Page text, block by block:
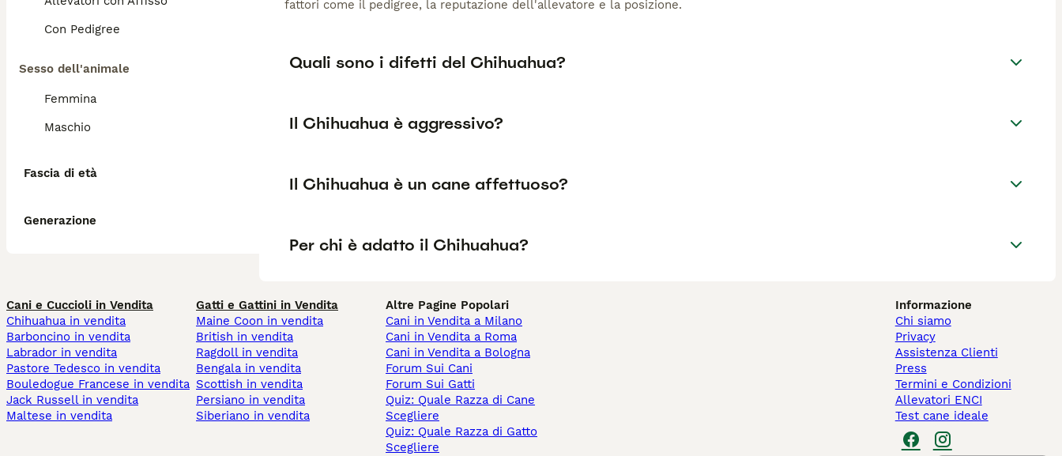
Con Pedigree
Sesso dell'animale
Femmina
Maschio
Fascia di età
Generazione
fattori come il pedigree, la reputazione dell'allevatore e la posizione.
Quali sono i difetti del Chihuahua?
Il Chihuahua è aggressivo?
Il Chihuahua è un cane affettuoso?
Per chi è adatto il Chihuahua?
Cani e Cuccioli in Vendita
Chihuahua in vendita
Barboncino in vendita
Labrador in vendita
Pastore Tedesco in vendita
Bouledogue Francese in vendita
Jack Russell in vendita
Maltese in vendita
Gatti e Gattini in Vendita
Maine Coon in vendita
British in vendita
Ragdoll in vendita
Bengala in vendita
Scottish in vendita
Persiano in vendita
Siberiano in vendita
Altre Pagine Popolari
Cani in Vendita a Milano
Cani in Vendita a Roma
Cani in Vendita a Bologna
Forum Sui Cani
Forum Sui Gatti
Quiz: Quale Razza di Cane
Scegliere
Quiz: Quale Razza di Gatto
Scegliere
Informazione
Chi siamo
Privacy
Assistenza Clienti
Press
Termini e Condizioni
Allevatori ENCI
Test cane ideale